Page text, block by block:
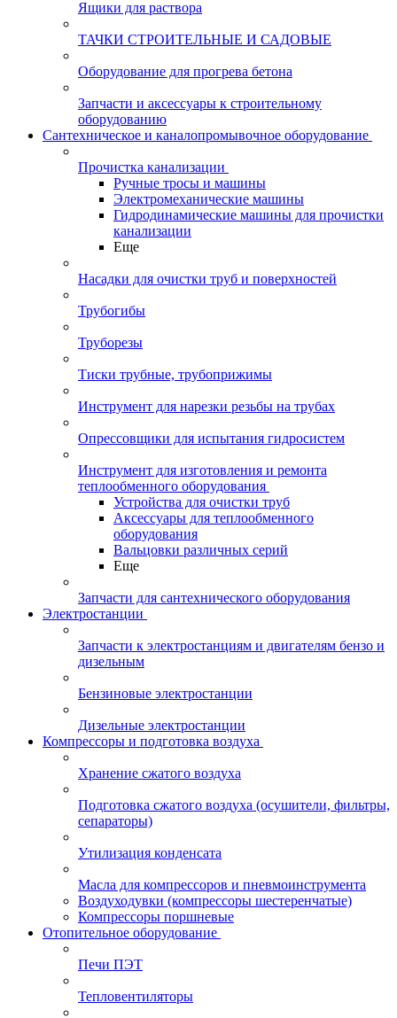
Ящики для раствора
ТАЧКИ СТРОИТЕЛЬНЫЕ И САДОВЫЕ
Оборудование для прогрева бетона
Запчасти и аксессуары к строительному
оборудованию
Сантехническое и каналопромывочное оборудование
Прочистка канализации
Ручные тросы и машины
Электромеханические машины
Гидродинамические машины для прочистки
канализации
Еще
Насадки для очистки труб и поверхностей
Трубогибы
Труборезы
Тиски трубные, трубоприжимы
Инструмент для нарезки резьбы на трубах
Опрессовщики для испытания гидросистем
Инструмент для изготовления и ремонта
теплообменного оборудования
Устройства для очистки труб
Аксессуары для теплообменного
оборудования
Вальцовки различных серий
Еще
Запчасти для сантехнического оборудования
Электростанции
Запчасти к электростанциям и двигателям бензо и
дизельным
Бензиновые электростанции
Дизельные электростанции
Компрессоры и подготовка воздуха
Хранение сжатого воздуха
Подготовка сжатого воздуха (осушители, фильтры,
сепараторы)
Утилизация конденсата
Масла для компрессоров и пневмоинструмента
Воздуходувки (компрессоры шестеренчатые)
Компрессоры поршневые
Отопительное оборудование
Печи ПЭТ
Тепловентиляторы